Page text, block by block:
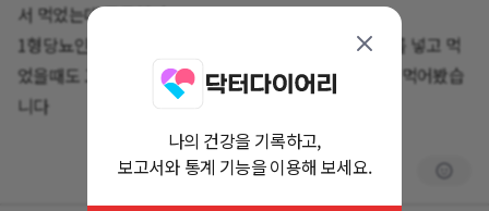
서 먹었는데 든든했어요
1형당뇨인이라서 입맛 없어도 식사는 해야하는데 야채를 넣고 먹
었을때도 고소했어요ᆢ 샐러드 대용으로 색다른 맛으로 먹어봤습
니다
나의 건강을 기록하고,
보고서와 통계 기능을 이용해 보세요.